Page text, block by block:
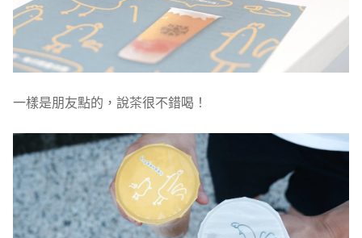
一樣是朋友點的，說茶很不錯喝！